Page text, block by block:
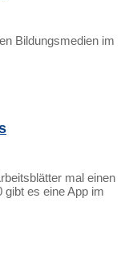
Bildungsmedien im
mal einen
es eine App im